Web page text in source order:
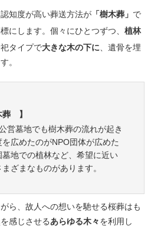
知度が高い葬送方法が 「樹木葬」 で
にします。個々にひとつずつ、植林
タイプで大きな木の下に、遺骨を埋
。
葬 】
墓地でも樹木葬の流れが起き
広めたのがNPO団体が広めた
地での植林など、希望に近い
ざまなものがあります。
ら、故人への想いを馳せる桜葬はも
感じさせるあらゆる木々を利用し